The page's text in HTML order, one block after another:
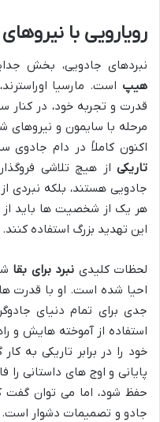
رویارویی با
نبردهای جادویی، بخش
هیپ است. مارسیا
قدرت و تجربه خود، در
مرحله با سایمون و نیروهای
اکنون کاملاً در دام جادوی
تاریکی از هیچ تلاشی
جادویی هستند، بلکه
هر یک از شخصیت ها باید از
این تهدید بزرگ استفاده کنند.
لحظات کلیدی نبرد برای بقا
احیا شده است. او با قدرت
جدی برای تمام دنیای
استفاده از آموخته هایش و
خود را در برابر تاریکی به
پایانی و اوج های داستانی
حفظ شود، اما می توان گفت
جادو و تصمیمات دشوار است.